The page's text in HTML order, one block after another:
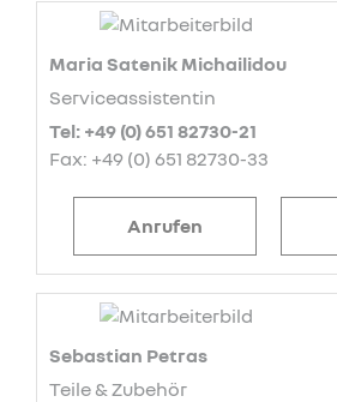
Maria Satenik Michailidou
Serviceassistentin
Tel: +49 (0) 651 82730-21
Fax: +49 (0) 651 82730-33
Anrufen
Sebastian Petras
Teile & Zubehör